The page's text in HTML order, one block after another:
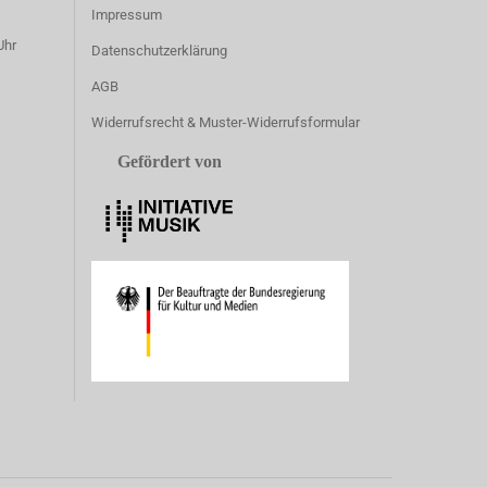
Impressum
Datenschutzerklärung
AGB
Widerrufsrecht & Muster-Widerrufsformular
Gefördert von